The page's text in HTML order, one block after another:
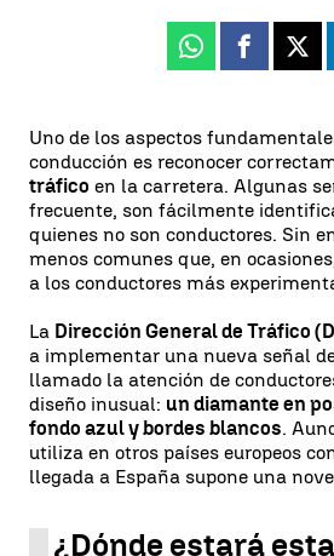
Whatsapp
Facebook
X
Uno de los aspectos
conducción es reconocer
tráfico en la carretera. Algunas
frecuente, son fácilmente
quienes no son conductores. Sin
menos comunes que, en
a los conductores más
La Dirección General de Tráfico
a implementar una nueva señal
llamado la atención de
diseño inusual: un diamante en
fondo azul y bordes blancos.
utiliza en otros países europeos
llegada a España supone una
¿Dónde estará